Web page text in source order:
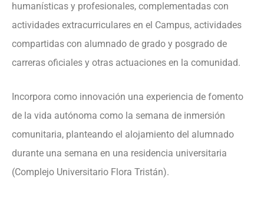
humanísticas y profesionales, complementadas con
actividades extracurriculares en el Campus, actividades
compartidas con alumnado de grado y posgrado de
carreras oficiales y otras actuaciones en la comunidad.
Incorpora como innovación una experiencia de fomento
de la vida autónoma como la semana de inmersión
comunitaria, planteando el alojamiento del alumnado
durante una semana en una residencia universitaria
(Complejo Universitario Flora Tristán).